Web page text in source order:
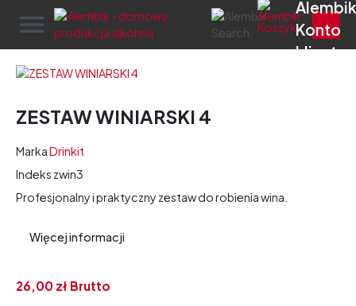
menu
ZESTAW WINIARSKI 4
MarkaDrinkit
Indeks zwin3
Profesjonalny i praktyczny zestaw do robienia wina.
Więcej informacji
26, 00 zł Brutto